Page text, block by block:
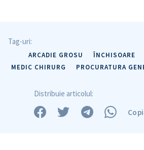
Tag-uri:
ARCADIE GROSU ÎNCHISOARE
MEDIC CHIRURG
PROCURATURA
Distribuie articolul: